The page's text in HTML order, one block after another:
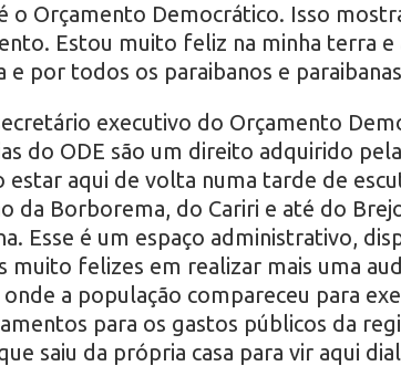
o Orçamento Democrático. Isso
Estou muito feliz na minha terra
e por todos os paraibanos e
executivo do Orçamento
do ODE são um direito adquirido
estar aqui de volta numa tarde de
da Borborema, do Cariri e até do
Esse é um espaço administrativo,
muito felizes em realizar mais uma
onde a população compareceu para
para os gastos públicos da
saiu da própria casa para vir aqui